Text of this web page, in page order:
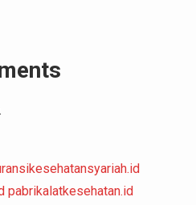
pabrikalatkesehatan.id